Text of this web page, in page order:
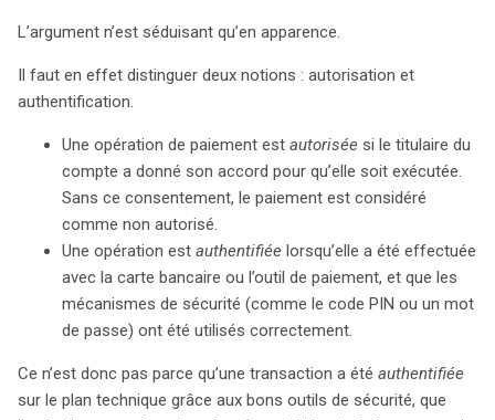
L’argument n’est séduisant qu’en apparence.
Il faut en effet distinguer deux notions : autorisation et
authentification.
Une opération de paiement est autorisée si le titulaire du
compte a donné son accord pour qu’elle soit exécutée.
Sans ce consentement, le paiement est considéré
comme non autorisé.
Une opération est authentifiée lorsqu’elle a été effectuée
avec la carte bancaire ou l’outil de paiement, et que les
mécanismes de sécurité (comme le code PIN ou un mot
de passe) ont été utilisés correctement.
Ce n’est donc pas parce qu’une transaction a été authentifiée
sur le plan technique grâce aux bons outils de sécurité, que